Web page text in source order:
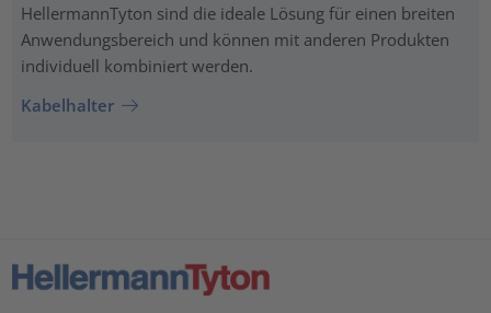
HellermannTyton sind die ideale Lösung für einen breiten
Anwendungsbereich und können mit anderen Produkten
individuell kombiniert werden.
Kabelhalter